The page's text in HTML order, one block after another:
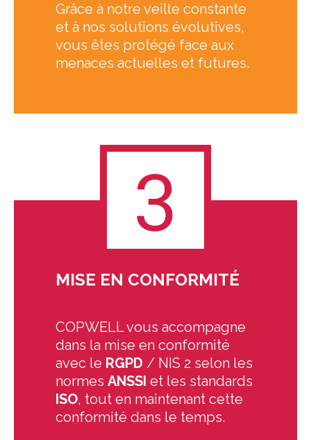
Grâce à notre veille constante
et à nos solutions évolutives,
vous êtes protégé face aux
menaces actuelles et futures.
MISE EN CONFORMITÉ
COPWELL vous accompagne
dans la mise en conformité
avec le RGPD / NIS 2 selon les
normes ANSSI et les standards
ISO, tout en maintenant cette
conformité dans le temps.